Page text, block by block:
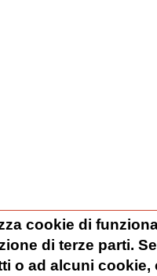
cookie di
di terze parti.
o ad alcuni